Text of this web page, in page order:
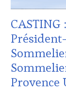
ŒNOLOGUE,
SOMMELIER,
SAINTE-
VICTOIRE,
SALONS
INTERNATIONAUX
SPOT
BY
TASTING
TOURISME
EDITION
LES
CLÉS
DU
VIN
ET
Provence